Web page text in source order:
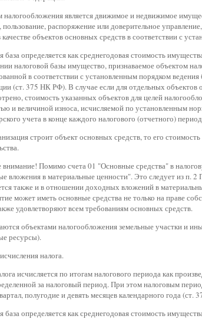
налогообложения является движимое и недвижимое
пользование, распоряжение или доверительное
качестве объектов основных средств в соответствии с
база определяется как среднегодовая стоимость
налоговой базы имущество, признаваемое объектом
в соответствии с установленным порядком
(ст. 375 НК РФ). В случае если для отдельных объектов
стоимость указанных объектов для целей
и величиной износа, исчисляемой по установленным
учета в конце каждого налогового (отчетного)
строит объект основных средств, то его
внимание! Помимо счета 01 "Основные средства" в
вложения в материальные ценности". Это следует из п.
также и в отношении доходных вложений в
может иметь основные средства не только на праве
удовлетворяют всем требованиям основных средств.
объектами налогообложения земельные участки и
ресурсы).
налога.
исчисляется по итогам налогового периода как
за налоговый период. При этом налоговым
полугодие и девять месяцев календарного года (ст.
база определяется как среднегодовая стоимость